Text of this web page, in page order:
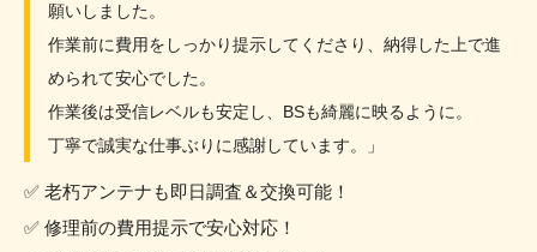
願いしました。
作業前に費用をしっかり提示してくださり、納得した上で進
められて安心でした。
作業後は受信レベルも安定し、BSも綺麗に映るように。
丁寧で誠実な仕事ぶりに感謝しています。」
✅ 老朽アンテナも即日調査＆交換可能！
✅ 修理前の費用提示で安心対応！